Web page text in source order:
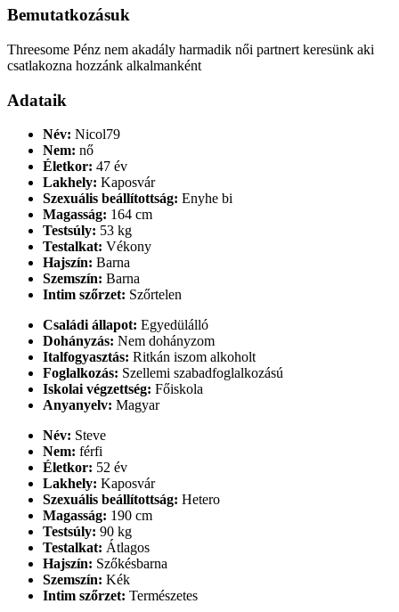
Bemutatkozásuk
Threesome Pénz nem akadály harmadik női partnert keresünk aki
csatlakozna hozzánk alkalmanként
Adataik
Név: Nicol79
Nem: nő
Életkor: 47 év
Lakhely: Kaposvár
Szexuális beállítottság: Enyhe bi
Magasság: 164 cm
Testsúly: 53 kg
Testalkat: Vékony
Hajszín: Barna
Szemszín: Barna
Intim szőrzet: Szőrtelen
Családi állapot: Egyedülálló
Dohányzás: Nem dohányzom
Italfogyasztás: Ritkán iszom alkoholt
Foglalkozás: Szellemi szabadfoglalkozású
Iskolai végzettség: Főiskola
Anyanyelv: Magyar
Név: Steve
Nem: férfi
Életkor: 52 év
Lakhely: Kaposvár
Szexuális beállítottság: Hetero
Magasság: 190 cm
Testsúly: 90 kg
Testalkat: Átlagos
Hajszín: Szőkésbarna
Szemszín: Kék
Intim szőrzet: Természetes